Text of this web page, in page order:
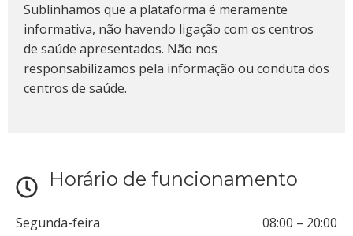
Horário de funcionamento
Segunda-feira 08:00 – 20:00
Sublinhamos que a plataforma é meramente
informativa, não havendo ligação com os centros
de saúde apresentados. Não nos
responsabilizamos pela informação ou conduta dos
centros de saúde.